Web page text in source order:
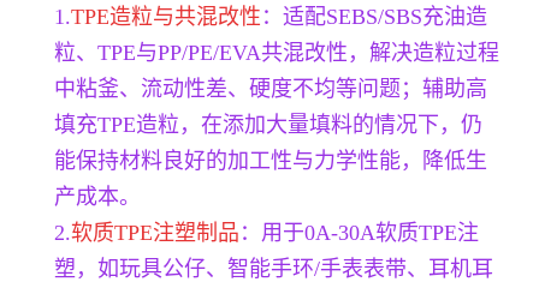
1.TPE造粒与共混改性 ：适配SEBS/SBS充油造
粒、TPE与PP/PE/EVA共混改性，解决造粒过程
中粘釜、流动性差、硬度不均等问题；辅助高
填充TPE造粒，在添加大量填料的情况下，仍
能保持材料良好的加工性与力学性能，降低生
产成本。
2.软质TPE注塑制品 ：用于0A-30A软质TPE注
塑，如玩具公仔、智能手环/手表表带、耳机耳